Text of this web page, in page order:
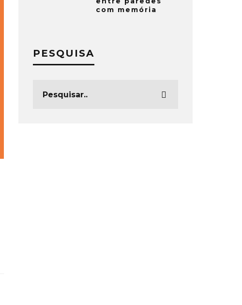
com memória
PESQUISA